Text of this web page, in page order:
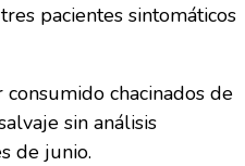
pacientes sintomáticos
chacinados de
sin análisis
de junio.